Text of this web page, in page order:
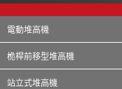
電動堆高機
桅桿前移型堆高機
站立式堆高機